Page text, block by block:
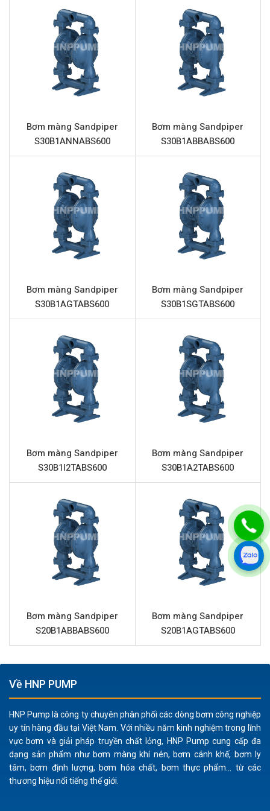
vững chắc từ nhôm và màng Neoprene bền bỉ, mang lại
hiệu suất ổn định và tuổi thọ cao.
Với khả năng hoạt động không cần điện, bơm màng
Sandpiper S15B1ANWABS600 loại bỏ rủi ro cháy nổ, an
toàn tuyệt đối khi làm việc với các chất lỏng dễ cháy nổ
hoặc trong môi trường yêu cầu an toàn phòng chống
hóa chất giúp giảm thiểu thời gian bảo trì và tối ưu hóa
chi phí vận hành.
S15B1ANWABS600
Tên sản phẩm
Bơm màng Sandpiper
Sandpiper S15B1ANWABS600
Thương hiệu
Vật liệu thân bơm
Nhôm
Lưu lượng tối đa
401 Lít/phút
Áp lực tối đa
Đường cấp khí
3/4” (Kết nối ren)
Đầu hút và đẩy
1.5” (Kết nối ren)
Vật liệu phần trung tâm
Vật liệu bi
Caosu Neoprene
Vật liệu đế bi
Nhựa Polyethylene
Đặc điểm nổi bật Sandpiper
S15B1ANWABS600
Cấu tạo bền bỉ:Thân bơm và phần trung tâm bằng
nhôm đảm bảo độ bền cao, chống chịu tốt trong môi
Vật liệu màng Neoprene:
Phù hợp cho nhiều loại hóa
chất không quá ăn mòn, dung môi, dầu và nước thải,
mang lại khả năng chống mài mòn và tuổi thọ vận
loại bỏ nguy cơ chập cháy, lý tưởng cho các ứng dụng
yêu cầu tiêu chuẩn an toàn cao.
Đa dạng ứng dụng:Khả năng bơm các chất lỏng có
độ nhớt, bùn loãng và hạt rắn nhỏ mà không làm
hỏng bơm.
Dễ dàng bảo trì: Thiết kế đơn giản, ít bộ phận chuyển
động giúp việc bảo trì, sửa chữa trở nên thuận tiện và
Bơm màng Sandpiper
S30B1ANNABS600
Bơm màng Sandpiper
S30B1ABBABS600
Bơm màng Sandpiper
S30B1AGTABS600
Bơm màng Sandpiper
S30B1SGTABS600
Bơm màng Sandpiper
S30B1I2TABS600
Bơm màng Sandpiper
S30B1A2TABS600
Bơm màng Sandpiper
S20B1ABBABS600
Bơm màng Sandpiper
S20B1AGTABS600
Về HNP PUMP
HNP Pump là công ty chuyên phân phối các dòng bơm công nghiệp
uy tín hàng đầu tại Việt Nam. Với nhiều năm kinh nghiệm trong lĩnh
vực bơm và giải pháp truyền chất lỏng, HNP Pump cung cấp đa
dạng sản phẩm như bơm màng khí nén, bơm cánh khế, bơm ly
tâm, bơm định lượng, bơm hóa chất, bơm thực phẩm... từ các
thương hiệu nổi tiếng thế giới.